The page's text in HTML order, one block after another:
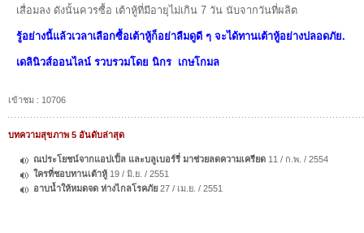
เสื่อมลง ดังนั้นควรซื้อ เต้าหู้ที่มีอายุไม่เกิน 7 วัน นับจากวันที่ผลิต
รู้อย่างนี้แล้วเวลาเลือกซื้อเต้าหู้ก็อย่าลืมดูดี ๆ จะได้ทานเต้าหู้อย่างปลอดภัย.
เดลินิวส์ออนไลน์ รวบรวมโดย นิกร เกษโกมล
เข้าชม : 10706
บทความสุขภาพ 5 อันดับล่าสุด
ณประโยชน์จากแอปเปิ้ล และบลูเบอร์รี่ มาช่วยลดความเครียด 11 / ก.พ. / 2554
ใครที่ชอบทานเต้าหู้ 19 / มิ.ย. / 2551
อาบน้ำให้หมดจด ห่างไกลโรคภัย 27 / เม.ย. / 2551